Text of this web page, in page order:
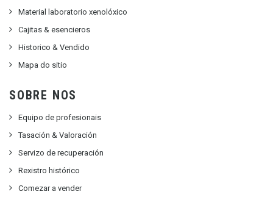
Material laboratorio xenolóxico
Cajitas & esencieros
Historico & Vendido
Mapa do sitio
SOBRE NOS
Equipo de profesionais
Tasación & Valoración
Servizo de recuperación
Rexistro histórico
Comezar a vender